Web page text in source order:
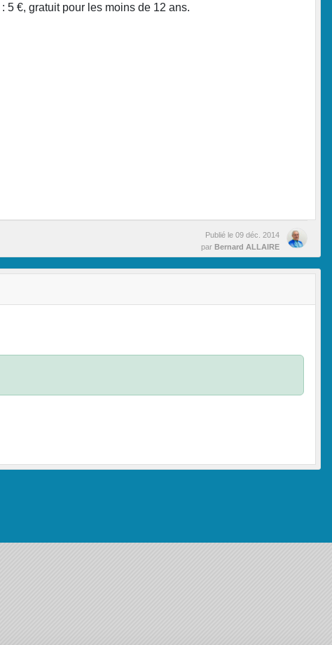
5 €, gratuit pour les moins de 12 ans.
Publié le 09 déc. 2014
par Bernard ALLAIRE